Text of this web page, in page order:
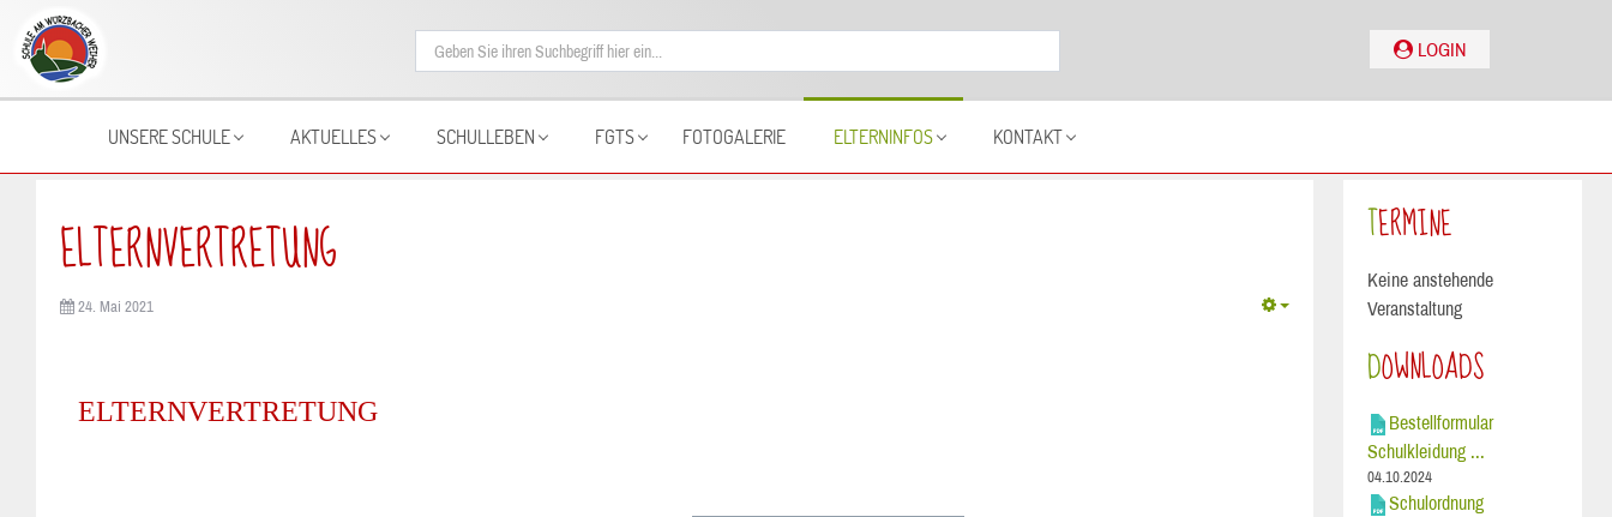
LOGIN
UNSERE SCHULE AKTUELLES SCHULLEBEN FGTS FOTOGALERIE ELTERNINFOS KONTAKT
ELTERNVERTRETUNG
24. Mai 2021
ELTERNVERTRETUNG
TERMINE
Keine anstehende
Veranstaltung
DOWNLOADS
Bestellformular
Schulkleidung ...
04.10.2024
Schulordnung